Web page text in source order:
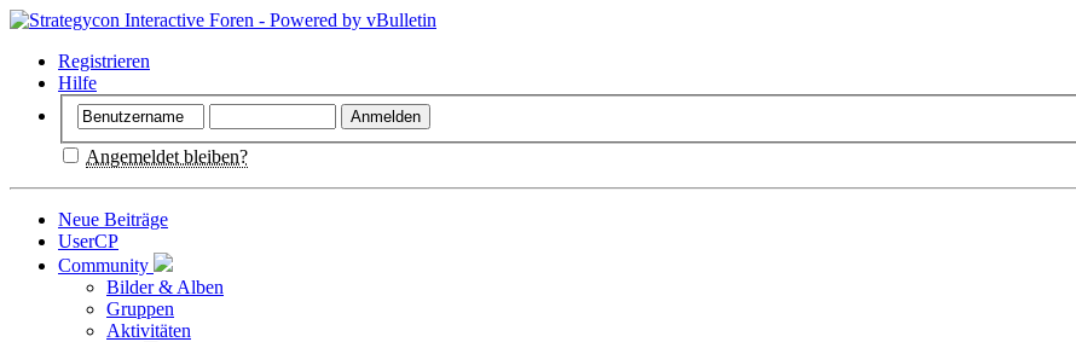
Registrieren
Hilfe
Angemeldet bleiben?
Neue Beiträge
UserCP
Community
Bilder & Alben
Gruppen
Aktivitäten